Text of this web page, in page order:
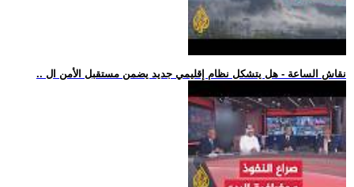
.. نقاش الساعة - هل يتشكل نظام إقليمي جديد يضمن مستقبل الأمن ال